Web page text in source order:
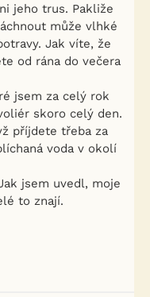
jeho trus. Pakliže
může vlhké
Jak víte, že
od rána do večera
jsem za celý rok
skoro celý den.
příjdete třeba za
voda v okolí
jsem uvedl, moje
to znají.